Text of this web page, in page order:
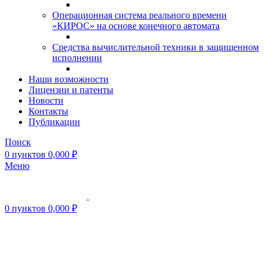
Операционная система реального времени
«КИРОС» на основе конечного автомата
Средства вычислительной техники в защищенном
исполнении
Наши возможности
Лицензии и патенты
Новости
Контакты
Публикации
Поиск
0 пунктов 0,000 ₽
Меню
0 пунктов 0,000 ₽